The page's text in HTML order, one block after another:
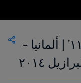
شاهد هدف مسعود أوزيل ١١٩' | ألمانيا -